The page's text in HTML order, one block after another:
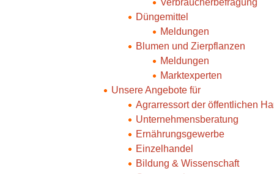
Verbraucherbefragung
Düngemittel
Meldungen
Blumen und Zierpflanzen
Meldungen
Marktexperten
Unsere Angebote für
Agrarressort der öffentlichen
Unternehmensberatung
Ernährungsgewerbe
Einzelhandel
Bildung & Wissenschaft